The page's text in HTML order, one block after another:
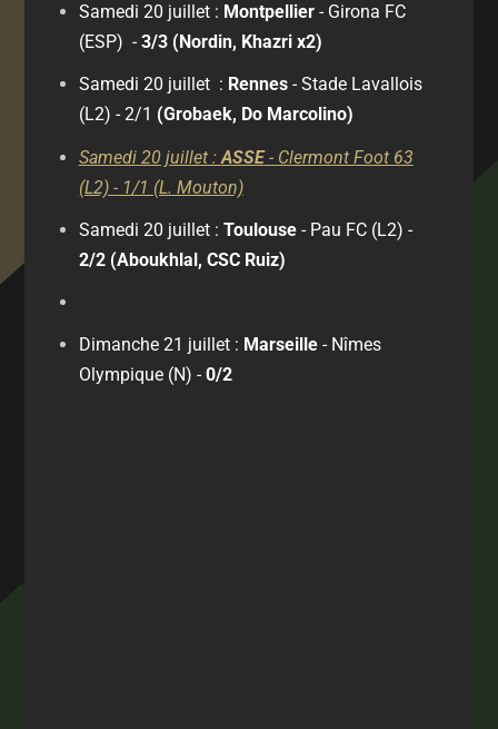
Samedi 20 juillet : Montpellier- Girona FC
(ESP) - 3/3 (Nordin, Khazri x2)
Samedi 20 juillet : Rennes- Stade Lavallois
(L2) - 2/1 (Grobaek, Do Marcolino)
Samedi 20 juillet : ASSE- Clermont Foot 63
(L2) - 1/1 (L. Mouton)
Samedi 20 juillet : Toulouse- Pau FC (L2) -
2/2 (Aboukhlal, CSC Ruiz)
Dimanche 21 juillet : Marseille- Nîmes
Olympique (N) - 0/2